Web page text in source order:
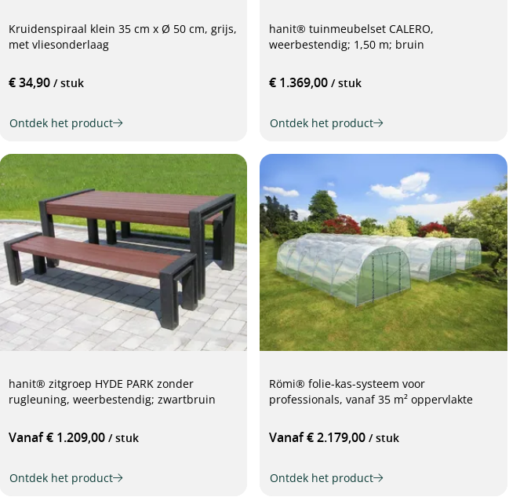
Kruidenspiraal klein 35 cm x Ø 50 cm, grijs,
met vliesonderlaag
€ 34,90 / stuk
Ontdek het product
hanit® tuinmeubelset CALERO,
weerbestendig; 1,50 m; bruin
€ 1.369,00 / stuk
Ontdek het product
hanit® zitgroep HYDE PARK zonder
rugleuning, weerbestendig; zwartbruin
Vanaf € 1.209,00 / stuk
Ontdek het product
Römi® folie-kas-systeem voor
professionals, vanaf 35 m² oppervlakte
Vanaf € 2.179,00 / stuk
Ontdek het product